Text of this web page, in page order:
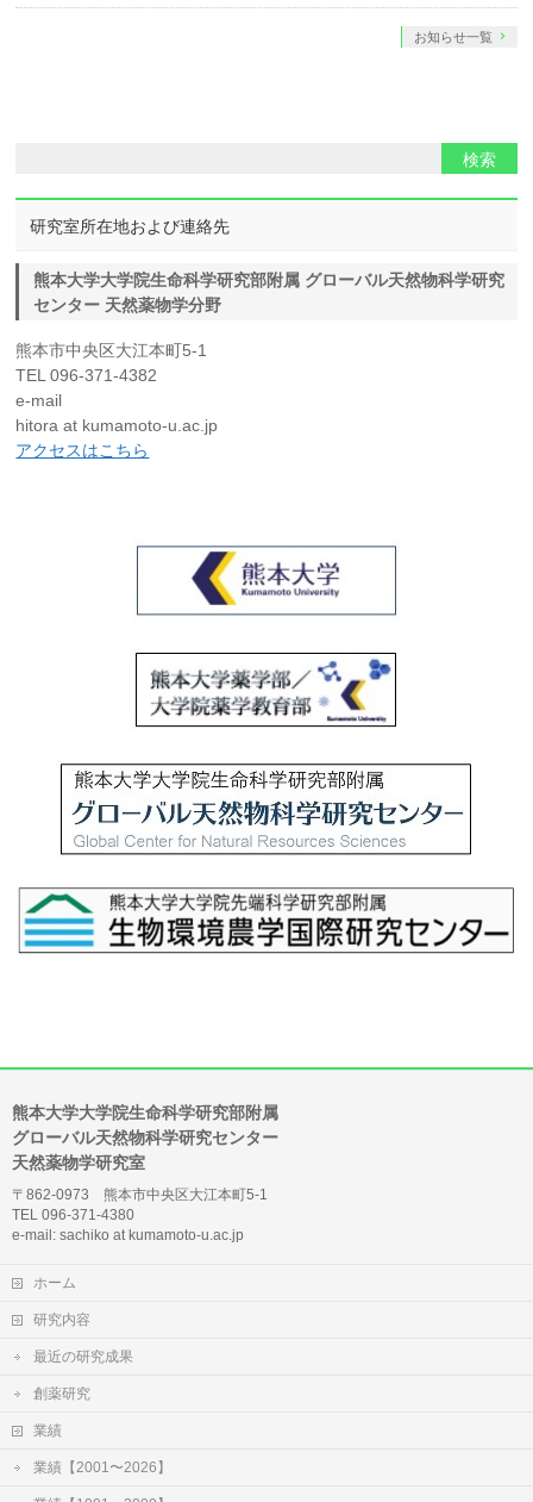
お知らせ一覧
研究室所在地および連絡先
熊本大学大学院生命科学研究部附属 グローバル天然物科学研究
センター 天然薬物学分野
熊本市中央区大江本町5-1
TEL 096-371-4382
e-mail
hitora at kumamoto-u.ac.jp
アクセスはこちら
熊本大学大学院生命科学研究部附属
グローバル天然物科学研究センター
天然薬物学研究室
〒862-0973 熊本市中央区大江本町5-1
TEL 096-371-4380
e-mail: sachiko at kumamoto-u.ac.jp
ホーム
研究内容
最近の研究成果
創薬研究
業績
業績【2001〜2026】